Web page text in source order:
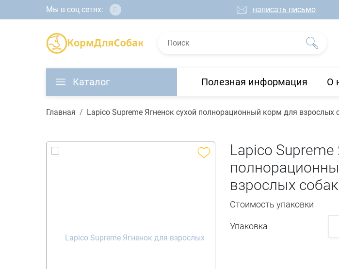
Мы в соц сетях: написать письмо
Каталог Полезная информация О
Главная Lapico Supreme Ягненок сухой полнорационный корм для взрослых
Lapico Supreme
взрослых
Стоимость упаковки
Упаковка